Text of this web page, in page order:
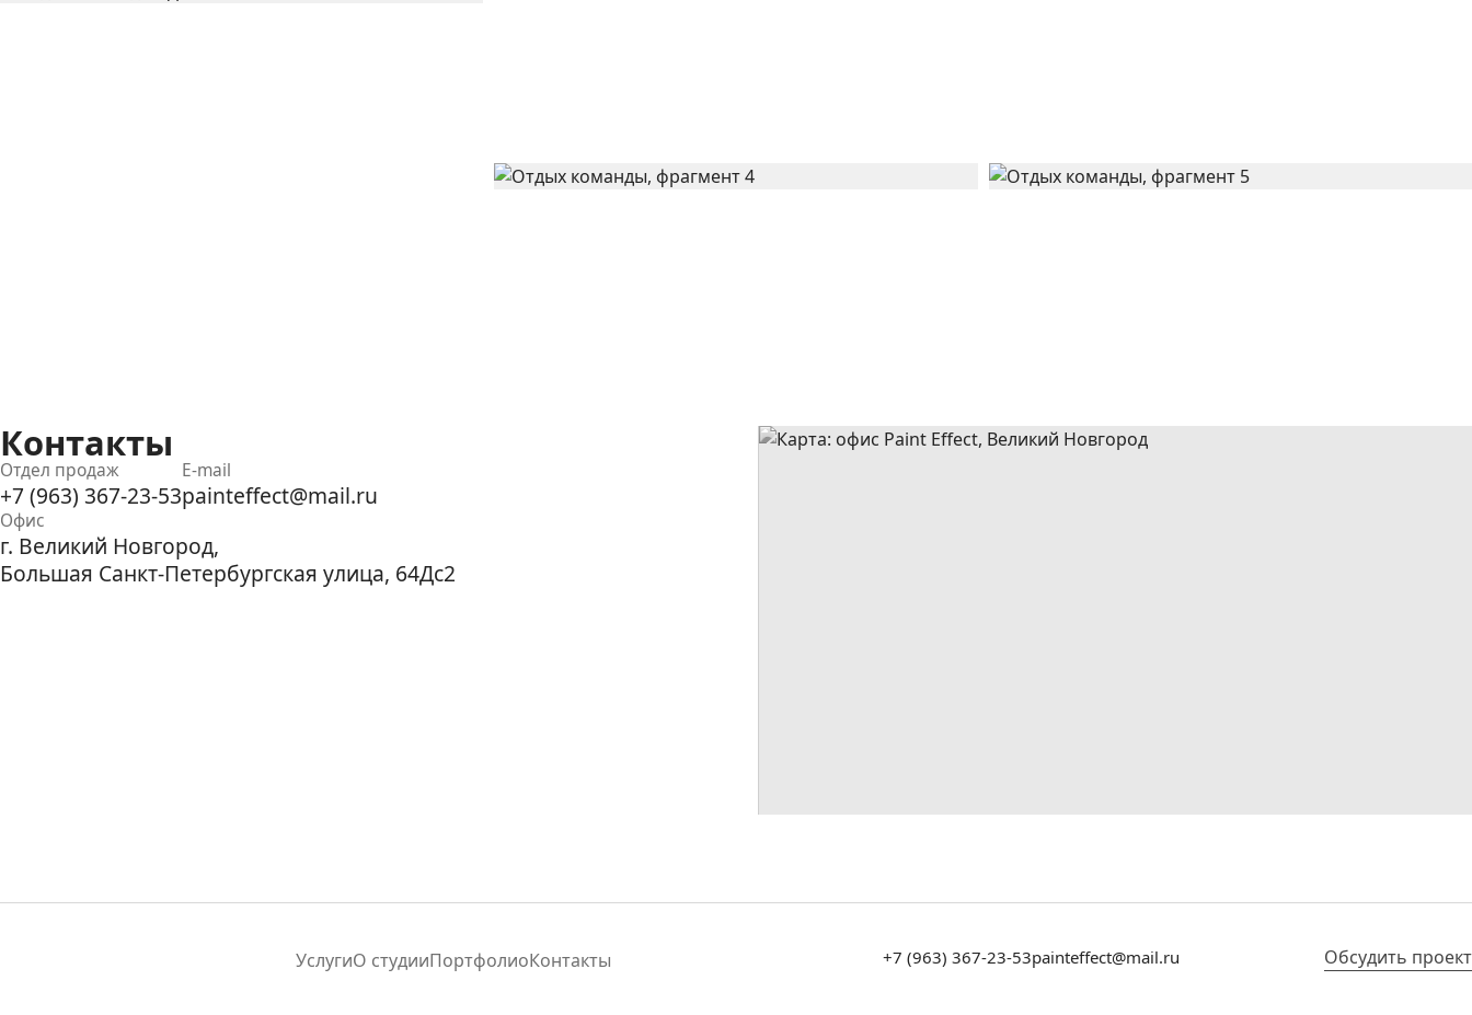
Контакты
Отдел продаж
+7 (963) 367-23-53
E-mail
painteffect@mail.ru
Офис
г. Великий Новгород,
Большая Санкт-Петербургская улица, 64Дс2
УслугиО студииПортфолиоКонтакты +7 (963) 367-23-53painteffect@mail.ru Обсудить проект